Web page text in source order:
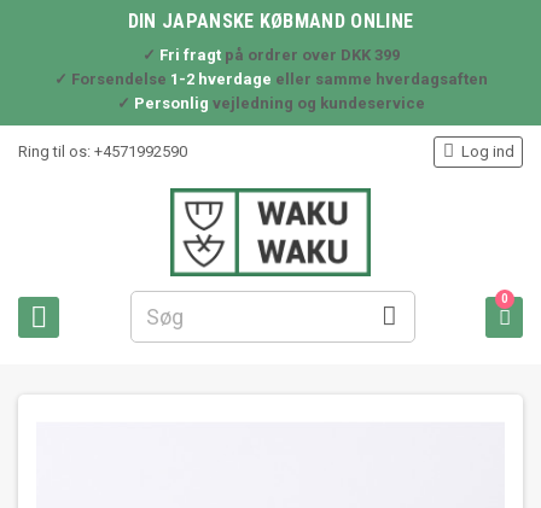
DIN JAPANSKE KØBMAND ONLINE
✓ Fri fragtpå ordrer over DKK 399
✓ Forsendelse 1-2 hverdage eller samme hverdagsaften
✓ Personlig vejledning og kundeservice
Ring til os: +4571992590
 
 Log ind

0